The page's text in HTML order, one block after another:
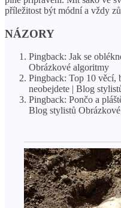
příležitost být módní a vždy
NÁZORY
Pingback: Jak se
Obrázkové algoritmy
Pingback: Top 10 věcí,
neobejdete | Blog
Pingback: Pončo a
Blog stylistů